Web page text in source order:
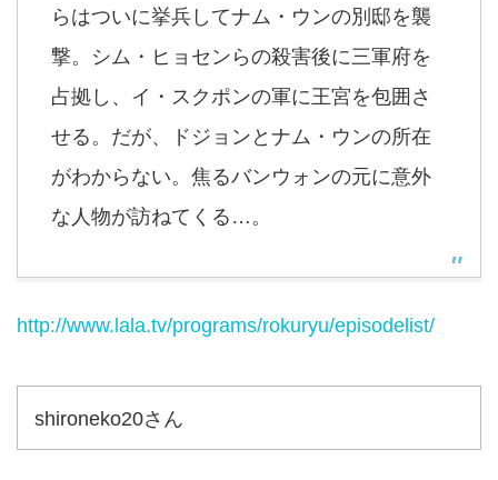
らはついに挙兵してナム・ウンの別邸を襲
撃。シム・ヒョセンらの殺害後に三軍府を
占拠し、イ・スクポンの軍に王宮を包囲さ
せる。だが、ドジョンとナム・ウンの所在
がわからない。焦るバンウォンの元に意外
な人物が訪ねてくる…。
http://www.lala.tv/programs/rokuryu/episodelist/
shironeko20さん